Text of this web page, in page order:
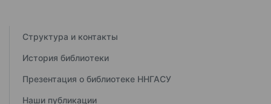
Структура и контакты
История библиотеки
Презентация о библиотеке ННГАСУ
Наши публикации